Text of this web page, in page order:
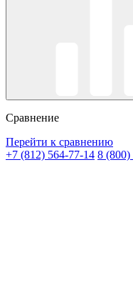
Сравнение
Перейти к сравнению
+7 (812) 564-77-14 8 (800)